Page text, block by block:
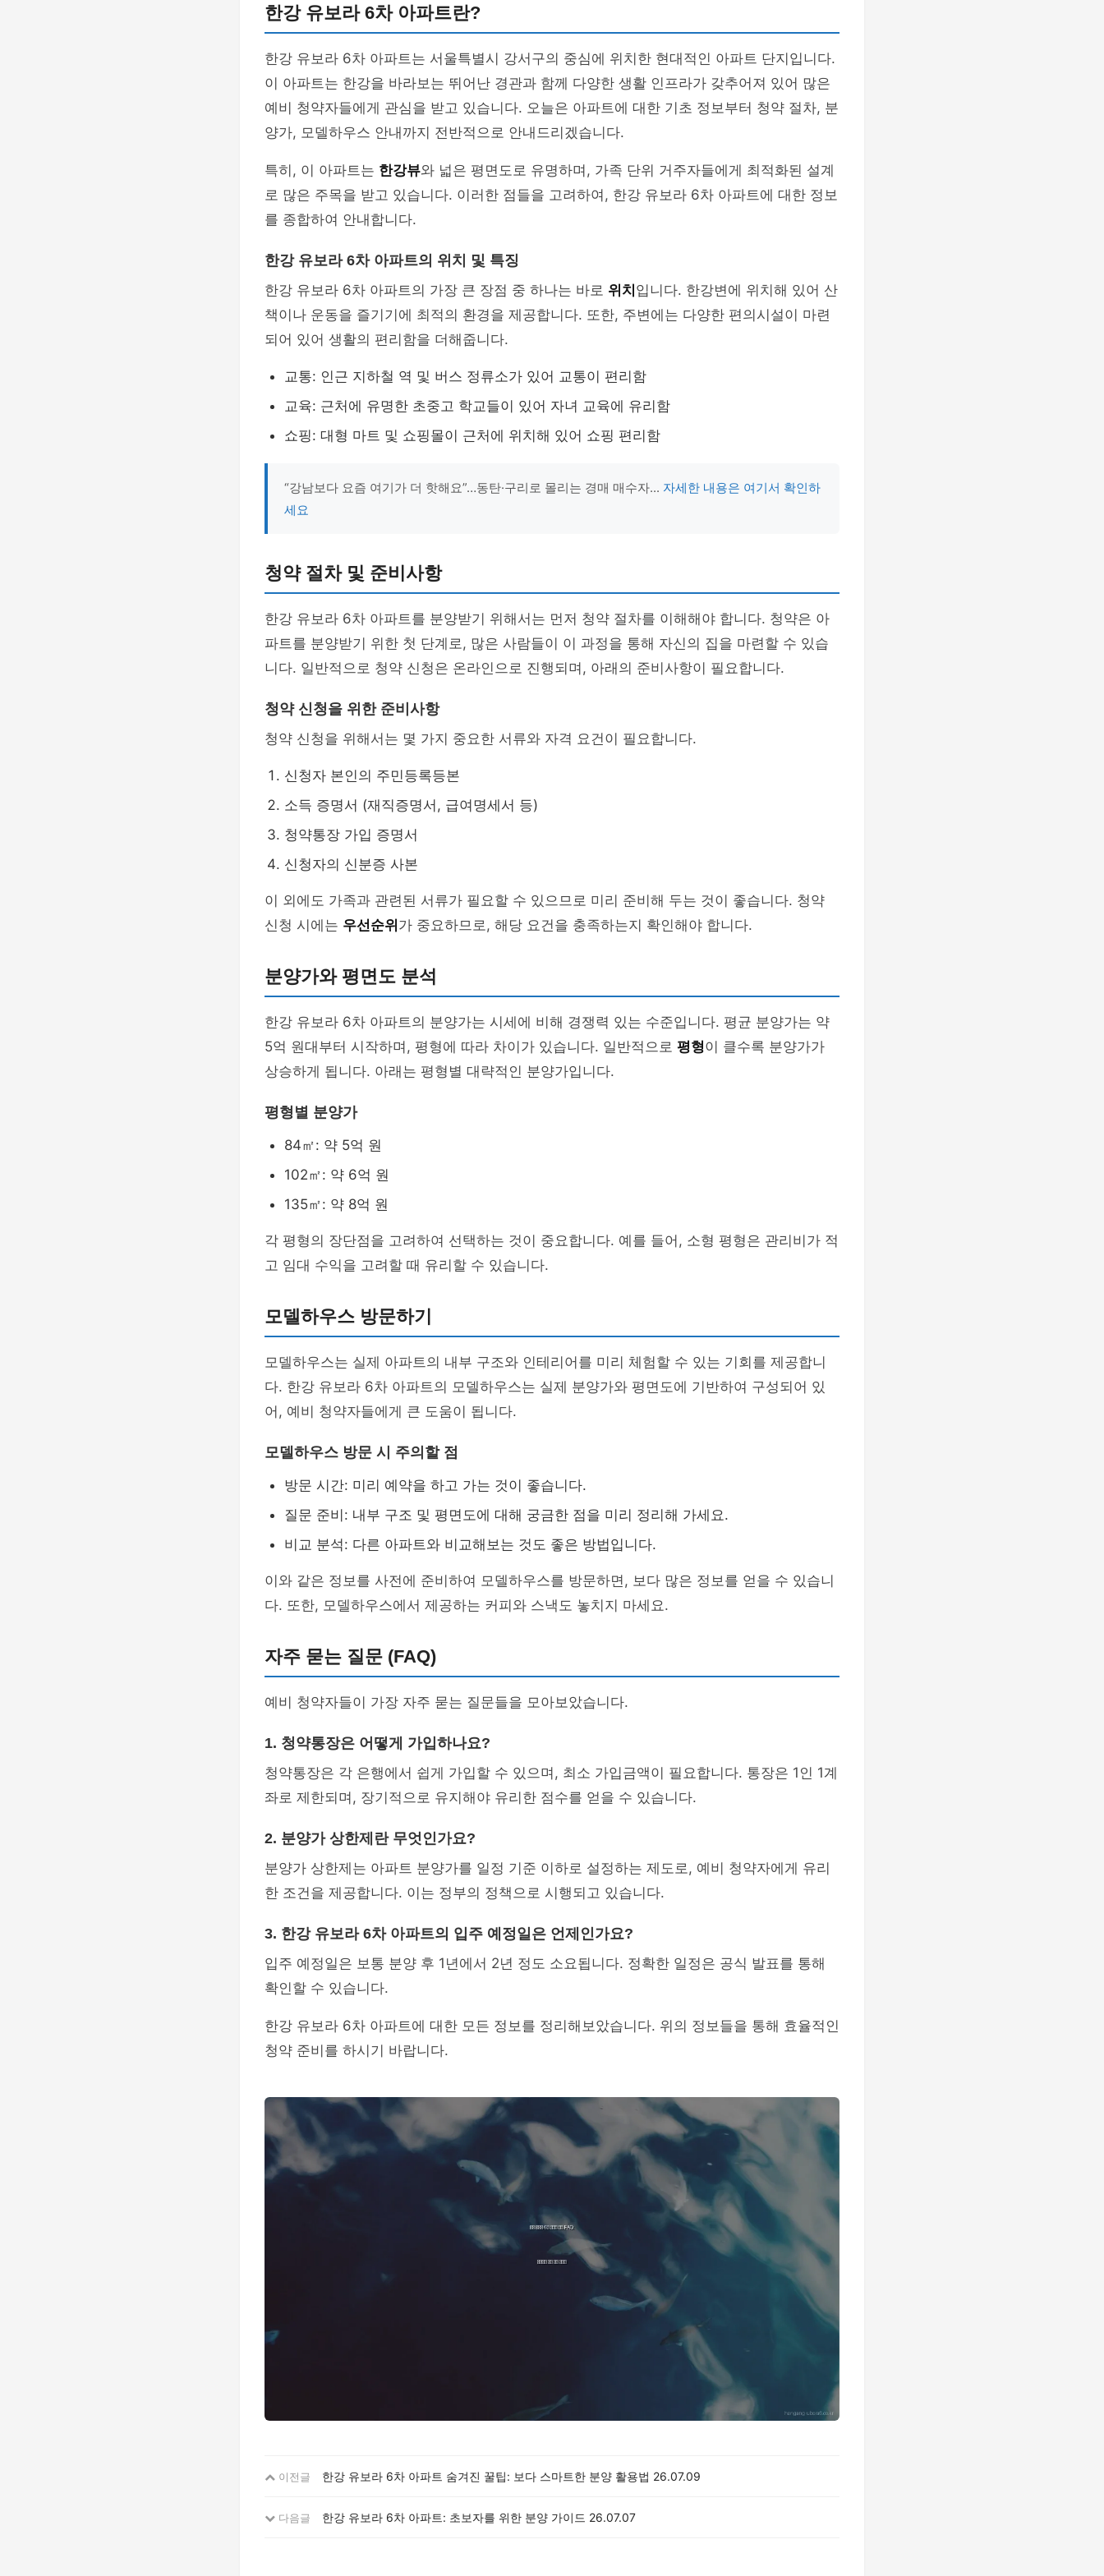
한강 유보라 6차 아파트란?
한강 유보라 6차 아파트는 서울특별시 강서구의 중심에 위치한 현대적인 아파트 단지입니다.
이 아파트는 한강을 바라보는 뛰어난 경관과 함께 다양한 생활 인프라가 갖추어져 있어 많은
예비 청약자들에게 관심을 받고 있습니다. 오늘은 아파트에 대한 기초 정보부터 청약 절차, 분
양가, 모델하우스 안내까지 전반적으로 안내드리겠습니다.
특히, 이 아파트는 한강뷰와 넓은 평면도로 유명하며, 가족 단위 거주자들에게 최적화된 설계
로 많은 주목을 받고 있습니다. 이러한 점들을 고려하여, 한강 유보라 6차 아파트에 대한 정보
를 종합하여 안내합니다.
한강 유보라 6차 아파트의 위치 및 특징
한강 유보라 6차 아파트의 가장 큰 장점 중 하나는 바로 위치 입니다. 한강변에 위치해 있어 산
책이나 운동을 즐기기에 최적의 환경을 제공합니다. 또한, 주변에는 다양한 편의시설이 마련
되어 있어 생활의 편리함을 더해줍니다.
교통: 인근 지하철 역 및 버스 정류소가 있어 교통이 편리함
교육: 근처에 유명한 초중고 학교들이 있어 자녀 교육에 유리함
쇼핑: 대형 마트 및 쇼핑몰이 근처에 위치해 있어 쇼핑 편리함
“강남보다 요즘 여기가 더 핫해요”…동탄·구리로 몰리는 경매 매수자... 자세한 내용은 여기서 확인하
세요
청약 절차 및 준비사항
한강 유보라 6차 아파트를 분양받기 위해서는 먼저 청약 절차를 이해해야 합니다. 청약은 아
파트를 분양받기 위한 첫 단계로, 많은 사람들이 이 과정을 통해 자신의 집을 마련할 수 있습
니다. 일반적으로 청약 신청은 온라인으로 진행되며, 아래의 준비사항이 필요합니다.
청약 신청을 위한 준비사항
청약 신청을 위해서는 몇 가지 중요한 서류와 자격 요건이 필요합니다.
신청자 본인의 주민등록등본
소득 증명서 (재직증명서, 급여명세서 등)
청약통장 가입 증명서
신청자의 신분증 사본
이 외에도 가족과 관련된 서류가 필요할 수 있으므로 미리 준비해 두는 것이 좋습니다. 청약
신청 시에는 우선순위 가 중요하므로, 해당 요건을 충족하는지 확인해야 합니다.
분양가와 평면도 분석
한강 유보라 6차 아파트의 분양가는 시세에 비해 경쟁력 있는 수준입니다. 평균 분양가는 약
5억 원대부터 시작하며, 평형에 따라 차이가 있습니다. 일반적으로 평형이 클수록 분양가가
상승하게 됩니다. 아래는 평형별 대략적인 분양가입니다.
평형별 분양가
84㎡: 약 5억 원
102㎡: 약 6억 원
135㎡: 약 8억 원
각 평형의 장단점을 고려하여 선택하는 것이 중요합니다. 예를 들어, 소형 평형은 관리비가 적
고 임대 수익을 고려할 때 유리할 수 있습니다.
모델하우스 방문하기
모델하우스는 실제 아파트의 내부 구조와 인테리어를 미리 체험할 수 있는 기회를 제공합니
다. 한강 유보라 6차 아파트의 모델하우스는 실제 분양가와 평면도에 기반하여 구성되어 있
어, 예비 청약자들에게 큰 도움이 됩니다.
모델하우스 방문 시 주의할 점
방문 시간: 미리 예약을 하고 가는 것이 좋습니다.
질문 준비: 내부 구조 및 평면도에 대해 궁금한 점을 미리 정리해 가세요.
비교 분석: 다른 아파트와 비교해보는 것도 좋은 방법입니다.
이와 같은 정보를 사전에 준비하여 모델하우스를 방문하면, 보다 많은 정보를 얻을 수 있습니
다. 또한, 모델하우스에서 제공하는 커피와 스낵도 놓치지 마세요.
자주 묻는 질문 (FAQ)
예비 청약자들이 가장 자주 묻는 질문들을 모아보았습니다.
1. 청약통장은 어떻게 가입하나요?
청약통장은 각 은행에서 쉽게 가입할 수 있으며, 최소 가입금액이 필요합니다. 통장은 1인 1계
좌로 제한되며, 장기적으로 유지해야 유리한 점수를 얻을 수 있습니다.
2. 분양가 상한제란 무엇인가요?
분양가 상한제는 아파트 분양가를 일정 기준 이하로 설정하는 제도로, 예비 청약자에게 유리
한 조건을 제공합니다. 이는 정부의 정책으로 시행되고 있습니다.
3. 한강 유보라 6차 아파트의 입주 예정일은 언제인가요?
입주 예정일은 보통 분양 후 1년에서 2년 정도 소요됩니다. 정확한 일정은 공식 발표를 통해
확인할 수 있습니다.
한강 유보라 6차 아파트에 대한 모든 정보를 정리해보았습니다. 위의 정보들을 통해 효율적인
청약 준비를 하시기 바랍니다.
이전글 한강 유보라 6차 아파트 숨겨진 꿀팁: 보다 스마트한 분양 활용법 26.07.09
다음글 한강 유보라 6차 아파트: 초보자를 위한 분양 가이드 26.07.07